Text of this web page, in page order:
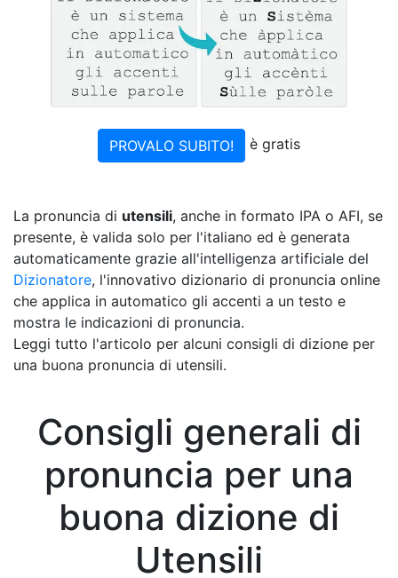
PROVALO SUBITO! è gratis
La pronuncia di utensili, anche in formato IPA o AFI, se
presente, è valida solo per l'italiano ed è generata
automaticamente grazie all'intelligenza artificiale del
Dizionatore, l'innovativo dizionario di pronuncia online
che applica in automatico gli accenti a un testo e
mostra le indicazioni di pronuncia.
Leggi tutto l'articolo per alcuni consigli di dizione per
una buona pronuncia di utensili.
Consigli generali di
pronuncia per una
buona dizione di
Utensili